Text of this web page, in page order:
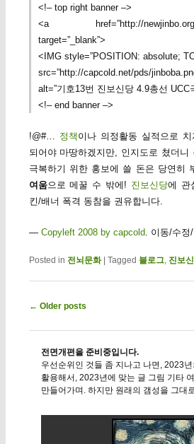
<!– top right banner –>
<a href=”http://newjinbo.org/
target=”_blank”>
<IMG style=”POSITION: absolute;
src=”http://capcold.net/pds/
alt=”기호13번 진보신당 4.9총선 UCC
<!– end banner –>
!@#… 정책 이나 의정활동 실적으로
되어야 마땅하겠지만, 인지도로 쳤더니
극복하기 위한 홍보에 쓸 돈은 당연히
여움으로 메꿀 수 밖에! 진보신당에 관
킨/배너 폭격 동참을 권유합니다.
— Copyleft 2008 by capcold. 이동/수
Posted in 전뇌문화 Tagged 블로그, 진보
Post navigation
← Older posts
전면개편을 준비중입니다.
우선순위인 것들 좀 지나고 나면, 2023
활용해서, 2023년에 맞는 글 그림 기타
만들어가며. 하지만 원래의 갬성을 그대